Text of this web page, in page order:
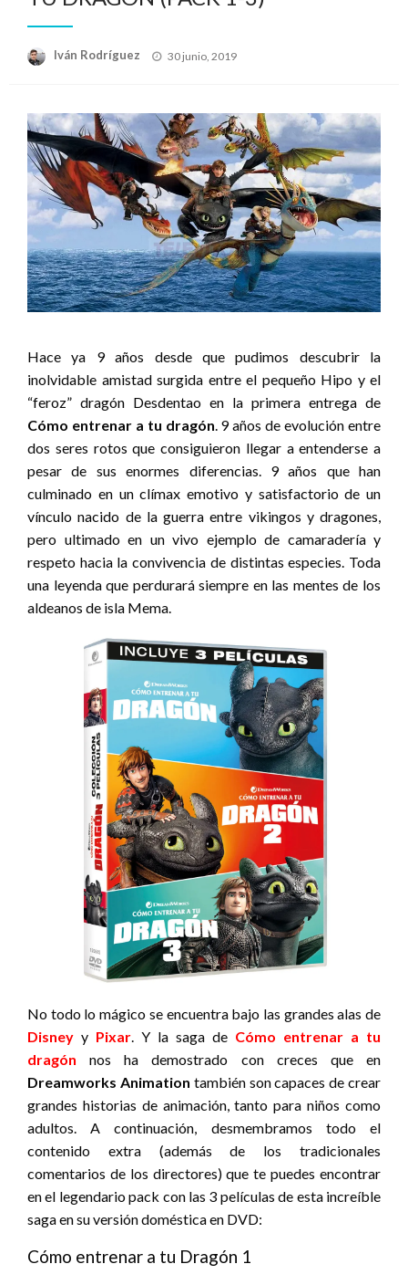
Iván Rodríguez
Publicado
30 junio, 2019
Hace ya 9 años desde que pudimos descubrir la
inolvidable amistad surgida entre el pequeño Hipo y el
“feroz” dragón Desdentao en la primera entrega de
Cómo entrenar a tu dragón. 9 años de evolución entre
dos seres rotos que consiguieron llegar a entenderse a
pesar de sus enormes diferencias. 9 años que han
culminado en un clímax emotivo y satisfactorio de un
vínculo nacido de la guerra entre vikingos y dragones,
pero ultimado en un vivo ejemplo de camaradería y
respeto hacia la convivencia de distintas especies. Toda
una leyenda que perdurará siempre en las mentes de los
aldeanos de isla Mema.
No todo lo mágico se encuentra bajo las grandes alas de
Disney y Pixar. Y la saga de Cómo entrenar a tu
dragón nos ha demostrado con creces que en
Dreamworks Animation también son capaces de crear
grandes historias de animación, tanto para niños como
adultos. A continuación, desmembramos todo el
contenido extra (además de los tradicionales
comentarios de los directores) que te puedes encontrar
en el legendario pack con las 3 películas de esta increíble
saga en su versión doméstica en DVD:
Cómo entrenar a tu Dragón 1